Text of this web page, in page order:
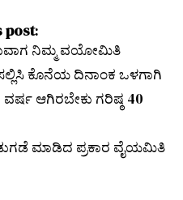
post:
ನಿಮ್ಮ ವಯೋಮಿತಿ
ಕೊನೆಯ ದಿನಾಂಕ ಒಳಗಾಗಿ
ಆಗಿರಬೇಕು ಗರಿಷ್ಠ 40
ಮಾಡಿದ ಪ್ರಕಾರ ವೈಯಮಿತಿ